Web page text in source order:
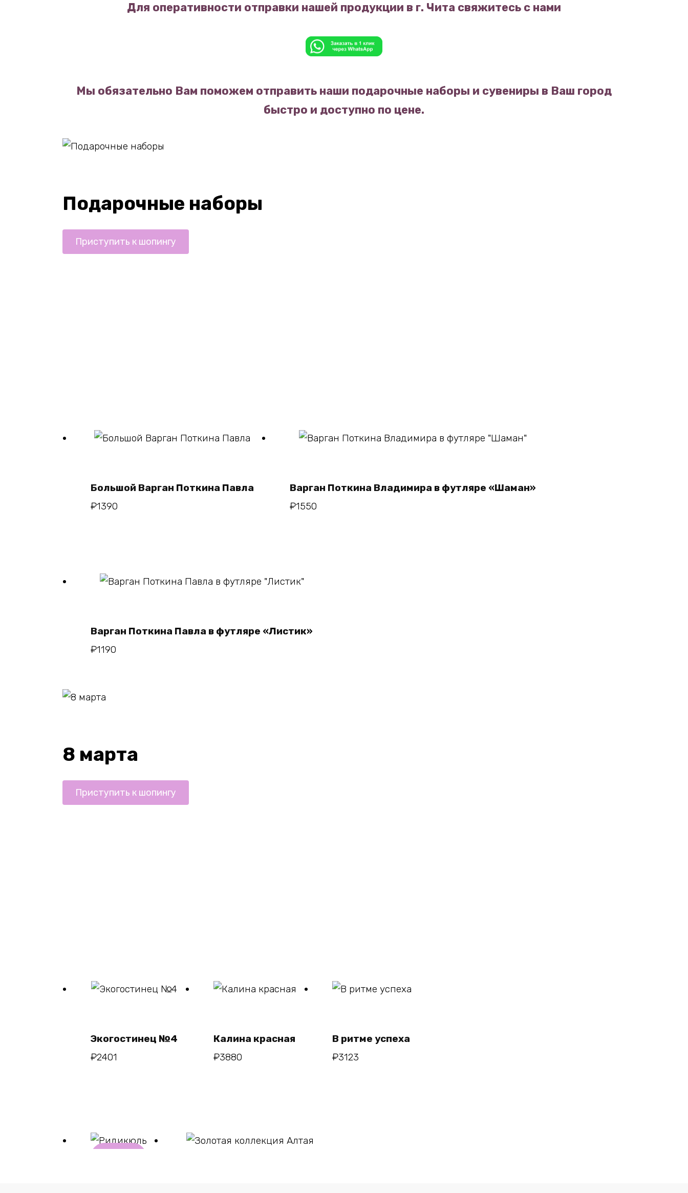
Для оперативности отправки нашей продукции в г. Чита свяжитесь с нами
Мы обязательно Вам поможем отправить наши подарочные наборы и сувениры в Ваш город
быстро и доступно по цене.
Подарочные наборы
Приступить к шопингу
Большой Варган Поткина Павла
₽1390
Варган Поткина Владимира в футляре «Шаман»
₽1550
Варган Поткина Павла в футляре «Листик»
₽1190
8 марта
Приступить к шопингу
Экогостинец №4
₽2401
Калина красная
₽3880
В ритме успеха
₽3123